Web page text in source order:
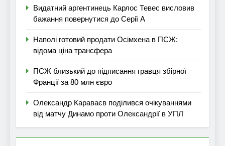
Видатний аргентинець Карлос Тевес висловив
бажання повернутися до Серії А
Наполі готовий продати Осімхена в ПСЖ:
відома ціна трансфера
ПСЖ близький до підписання гравця збірної
Франції за 80 млн євро
Олександр Караваєв поділився очікуваннями
від матчу Динамо проти Олександрії в УПЛ